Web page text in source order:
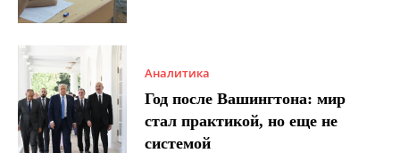
Аналитика
Год после Вашингтона: мир
стал практикой, но еще не
системой